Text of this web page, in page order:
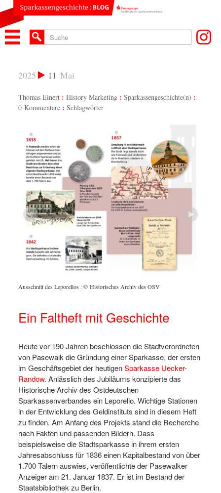
11 Mai
2025
Thomas Einert History Marketing
Sparkassengeschichte(n)
0 Kommentare
Schlagwörter
Ausschnitt des Leporellos :© Historisches Archiv des OSV
Ein Faltheft mit Geschichte
Heute vor 190 Jahren beschlossen die Stadtverordneten
von Pasewalk die Gründung einer Sparkasse, der ersten
im Geschäftsgebiet der heutigenSparkasse Uecker-
Randow. Anlässlich des Jubiläums konzipierte das
Historische Archiv des Ostdeutschen
Sparkassenverbandes ein Leporello. Wichtige Stationen
in der Entwicklung des Geldinstituts sind in diesem Heft
zu finden. Am Anfang des Projekts stand die Recherche
nach Fakten und passenden Bildern. Dass
beispielsweise die Stadtsparkasse in ihrem ersten
Jahresabschluss für 1836 einen Kapitalbestand von über
1.700 Talern auswies, veröffentlichte der Pasewalker
Anzeiger am 21. Januar 1837. Er ist im Bestand der
Staatsbibliothek zu Berlin.